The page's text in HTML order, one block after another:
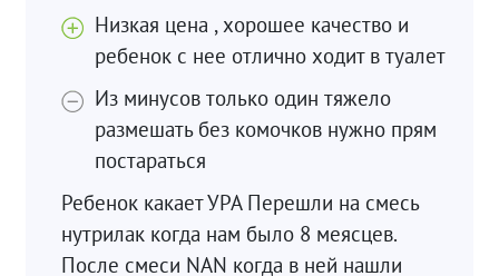
Низкая цена , хорошее качество и
ребенок с нее отлично ходит в туалет
Из минусов только один тяжело
размешать без комочков нужно прям
постараться
Ребенок какает УРА Перешли на смесь
нутрилак когда нам было 8 меясцев.
После смеси NAN когда в ней нашли